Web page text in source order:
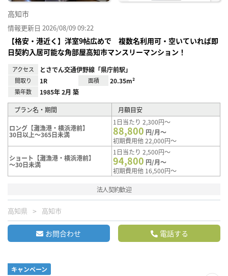
高知市
情報更新日 2026/08/09 09:22
【格安・港近く】洋室9帖広めで 複数名利用可・空いていれば即
日契約入居可能な角部屋高知市マンスリーマンション！
アクセス とさでん交通伊野線「県庁前駅」
間取り 1R 面積 20.35m²
築年数 1985年 2月 築
プラン名・期間 月額目安
ロング【灘漁港・横浜港前】
30日以上～365日未満
1日当たり 2,300円～
88,800 円/月～
初期費用他 22,000円～
ショート【灘漁港・横浜港前】
～30日未満
1日当たり 2,500円～
94,800 円/月～
初期費用他 16,500円～
法人契約歓迎
高知県 高知市
お問合わせ 電話する
キャンペーン